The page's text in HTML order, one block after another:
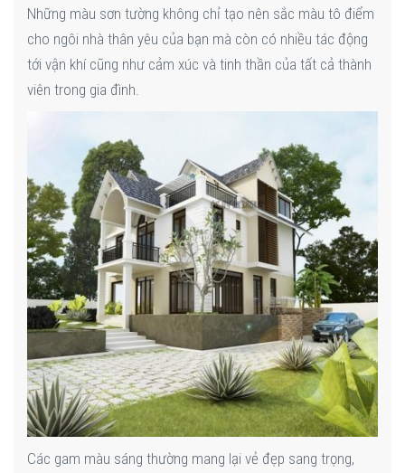
Những màu sơn tường không chỉ tạo nên sắc màu tô điểm
cho ngôi nhà thân yêu của bạn mà còn có nhiều tác động
tới vận khí cũng như cảm xúc và tinh thần của tất cả thành
viên trong gia đình.
Các gam màu sáng thường mang lại vẻ đẹp sang trọng,